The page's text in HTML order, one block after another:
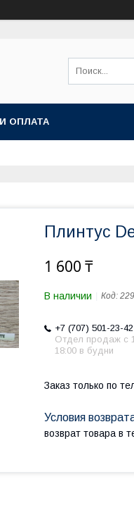
ОПЛАТА
Плинтус
1 600 ₸
В наличии Код: 229
+7 (707) 501-23-42
Отдел продаж c
18:00 в будни
Заказ только по
возврат товара в